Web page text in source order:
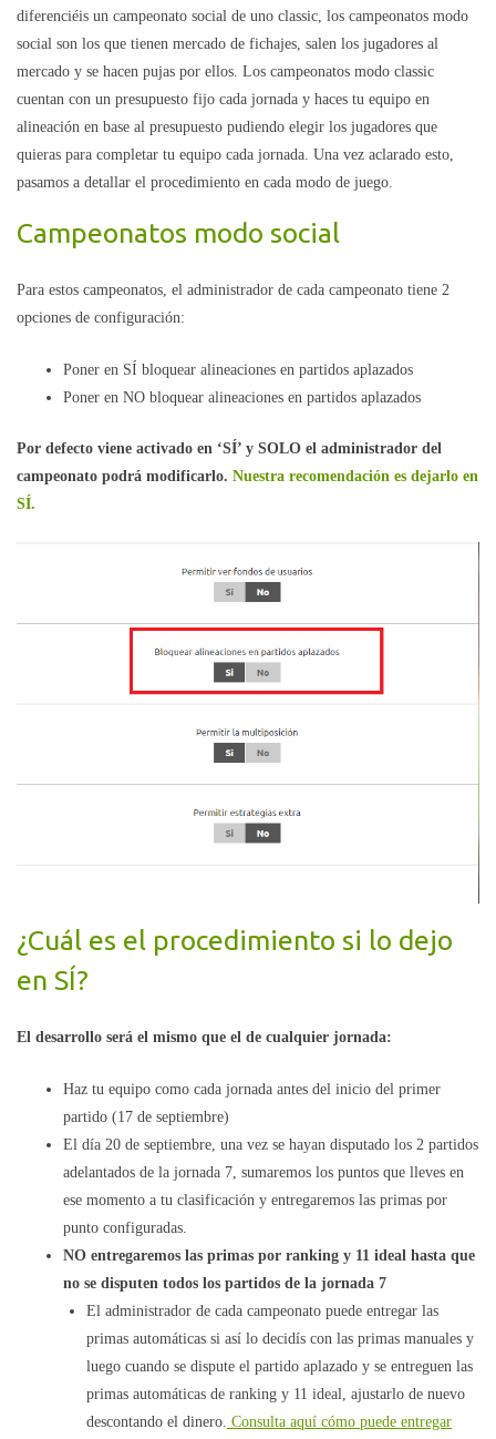
diferenciéis un campeonato social de uno classic, los campeonatos modo
social son los que tienen mercado de fichajes, salen los jugadores al
mercado y se hacen pujas por ellos. Los campeonatos modo classic
cuentan con un presupuesto fijo cada jornada y haces tu equipo en
alineación en base al presupuesto pudiendo elegir los jugadores que
quieras para completar tu equipo cada jornada. Una vez aclarado esto,
pasamos a detallar el procedimiento en cada modo de juego.
Campeonatos modo social
Para estos campeonatos, el administrador de cada campeonato tiene 2
opciones de configuración:
Poner en SÍ bloquear alineaciones en partidos aplazados
Poner en NO bloquear alineaciones en partidos aplazados
Por defecto viene activado en ‘SÍ’ y SOLO el administrador del
campeonato podrá modificarlo. Nuestra recomendación es dejarlo en
SÍ.
¿Cuál es el procedimiento si lo dejo
en SÍ?
El desarrollo será el mismo que el de cualquier jornada:
Haz tu equipo como cada jornada antes del inicio del primer
partido (17 de septiembre)
El día 20 de septiembre, una vez se hayan disputado los 2 partidos
adelantados de la jornada 7, sumaremos los puntos que lleves en
ese momento a tu clasificación y entregaremos las primas por
punto configuradas.
NO entregaremos las primas por ranking y 11 ideal hasta que
no se disputen todos los partidos de la jornada 7
El administrador de cada campeonato puede entregar las
primas automáticas si así lo decidís con las primas manuales y
luego cuando se dispute el partido aplazado y se entreguen las
primas automáticas de ranking y 11 ideal, ajustarlo de nuevo
descontando el dinero. Consulta aquí cómo puede entregar